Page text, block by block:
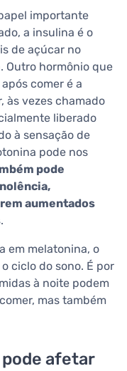
importante
a insulina é o
de açúcar no
Outro hormônio que
comer é a
às vezes chamado
liberado
à sensação de
pode nos
pode
aumentados
.
em melatonina, o
ciclo do sono. É por
à noite podem
mas também
afetar